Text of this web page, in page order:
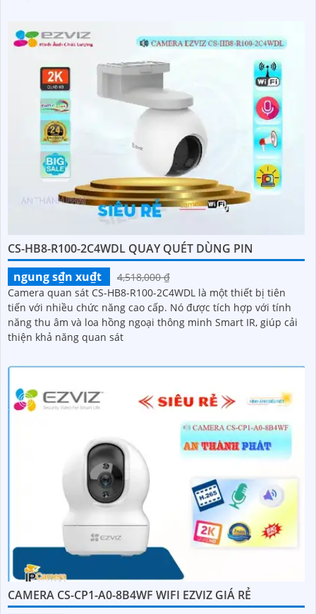
CS-HB8-R100-2C4WDL QUAY QUÉT DÙNG PIN
ngung s₫n xu₫t
4,518,000 ₫
Camera quan sát CS-HB8-R100-2C4WDL là một thiết bị tiên
tiến với nhiều chức năng cao cấp. Nó được tích hợp với tính
năng thu âm và loa hồng ngoại thông minh Smart IR, giúp cải
thiện khả năng quan sát
CAMERA CS-CP1-A0-8B4WF WIFI EZVIZ GIÁ RẺ